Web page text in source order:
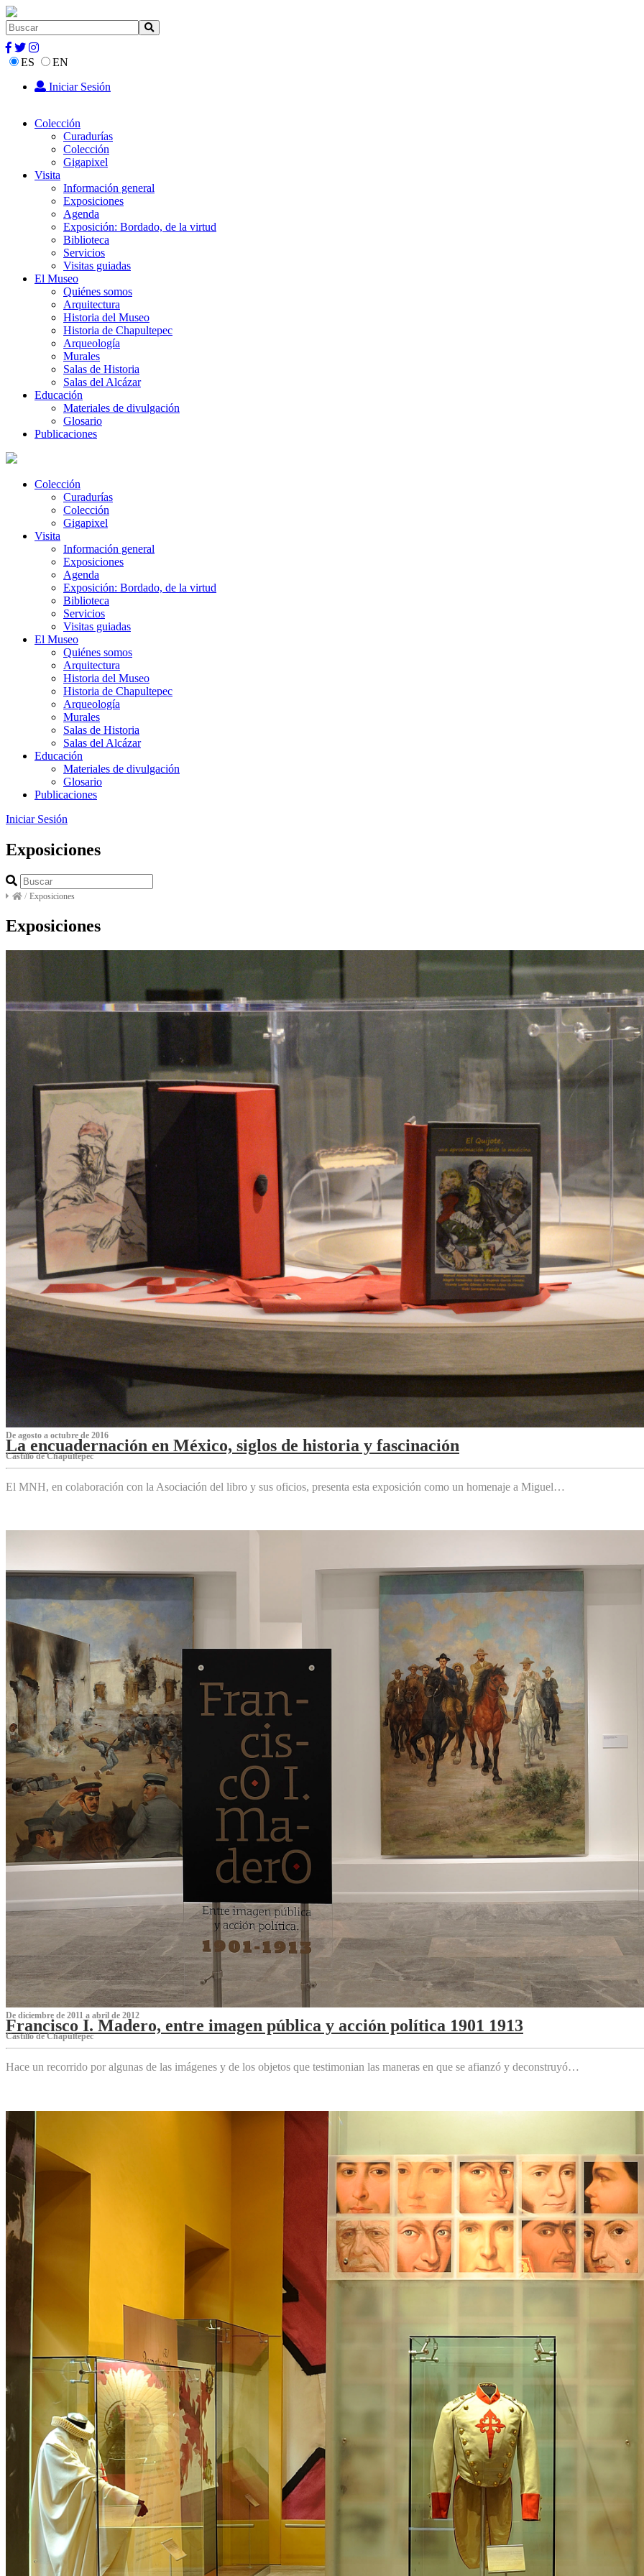
ES
EN
Iniciar Sesión
Colección
Curadurías
Colección
Gigapixel
Visita
Información general
Exposiciones
Agenda
Exposición: Bordado, de la virtud
Biblioteca
Servicios
Visitas guiadas
El Museo
Quiénes somos
Arquitectura
Historia del Museo
Historia de Chapultepec
Arqueología
Murales
Salas de Historia
Salas del Alcázar
Educación
Materiales de divulgación
Glosario
Publicaciones
Colección
Curadurías
Colección
Gigapixel
Visita
Información general
Exposiciones
Agenda
Exposición: Bordado, de la virtud
Biblioteca
Servicios
Visitas guiadas
El Museo
Quiénes somos
Arquitectura
Historia del Museo
Historia de Chapultepec
Arqueología
Murales
Salas de Historia
Salas del Alcázar
Educación
Materiales de divulgación
Glosario
Publicaciones
Iniciar Sesión
Exposiciones
/ Exposiciones
Exposiciones
De agosto a octubre de 2016
La encuadernación en México, siglos de historia y fascinación
Castillo de Chapultepec
El MNH, en colaboración con la Asociación del libro y sus oficios, presenta esta exposición como un homenaje a Miguel…
De diciembre de 2011 a abril de 2012
Francisco I. Madero, entre imagen pública y acción política 1901 1913
Castillo de Chapultepec
Hace un recorrido por algunas de las imágenes y de los objetos que testimonian las maneras en que se afianzó y deconstruyó…